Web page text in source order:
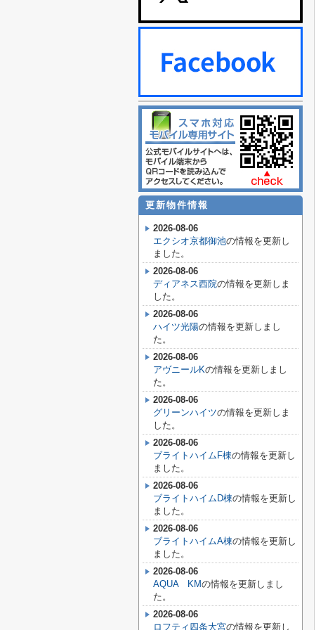
更新物件情報
2026-08-06
エクシオ京都御池の情報を更新し
ました。
2026-08-06
ディアネス西院の情報を更新しま
した。
2026-08-06
ハイツ光陽の情報を更新しまし
た。
2026-08-06
アヴニールKの情報を更新しまし
た。
2026-08-06
グリーンハイツの情報を更新しま
した。
2026-08-06
ブライトハイムF棟の情報を更新し
ました。
2026-08-06
ブライトハイムD棟の情報を更新し
ました。
2026-08-06
ブライトハイムA棟の情報を更新し
ました。
2026-08-06
AQUA KMの情報を更新しまし
た。
2026-08-06
ロフティ四条大宮の情報を更新し